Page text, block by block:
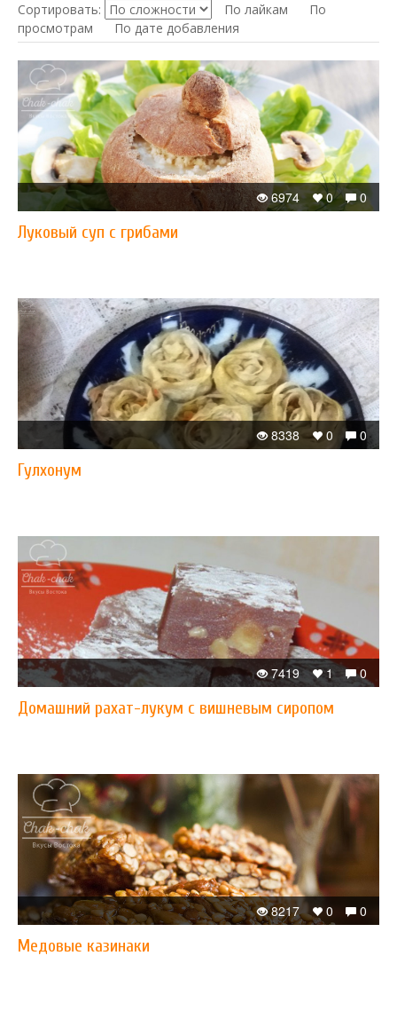
Сортировать: По лайкам
По
просмотрам
По дате добавления
0
0
6974
​Луковый суп с грибами
0
0
8338
Гулхонум
0
1
7419
​Домашний рахат-лукум с вишневым сиропом
0
0
8217
​Медовые казинаки